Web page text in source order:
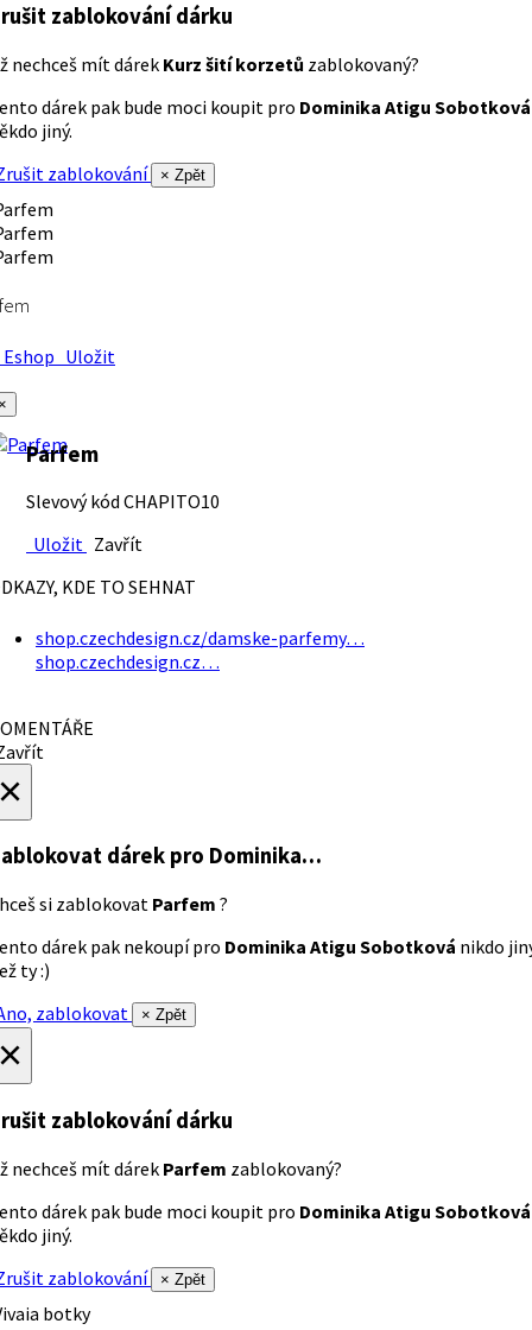
zablokování dárku
nechceš mít dárek Kurz šití korzetů zablokovaný?
dárek pak bude moci koupit pro Dominika Atigu Sobotková
jiný.
zablokování
× Zpět
Uložit
Parfem
Slevový kód CHAPITO10
Uložit Zavřít
KDE TO SEHNAT
shop.czechdesign.cz/damske-parfemy…
shop.czechdesign.cz…
dárek pro Dominika…
si zablokovat Parfem ?
dárek pak nekoupí pro Dominika Atigu Sobotková nikdo
ty :)
zablokovat
× Zpět
zablokování dárku
nechceš mít dárek Parfem zablokovaný?
dárek pak bude moci koupit pro Dominika Atigu Sobotková
jiný.
zablokování
× Zpět